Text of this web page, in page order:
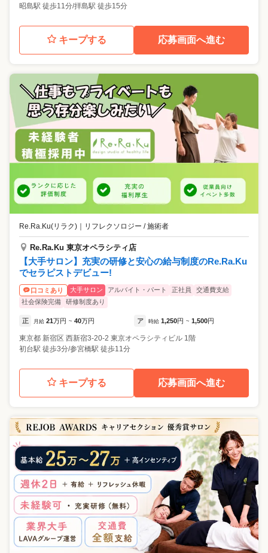
昭島駅 徒歩11分/拝島駅 徒歩15分
キープする 応募画面へ進む
Re.Ra.Ku(リラク) ｜ リフレクソロジー / 施術者
Re.Ra.Ku 東京オペラシティ店
【大手サロン】充実の研修と安心の給与制度のRe.Ra.Ku
でセラピストデビュー!
口コミあり 大手サロン アルバイト・パート 正社員
交通費支給
社会保険完備
研修制度あり
正 月給 21万円 ~ 40万円 ア 時給 1,250円 ~ 1,500円
東京都 新宿区 西新宿3-20-2 東京オペラシティビル 1階
初台駅 徒歩3分/参宮橋駅 徒歩11分
キープする 応募画面へ進む